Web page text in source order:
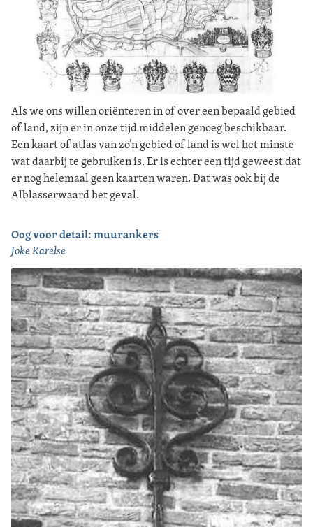
Als we ons willen oriënteren in of over een bepaald gebied
of land, zijn er in onze tijd middelen genoeg beschikbaar.
Een kaart of atlas van zo’n gebied of land is wel het minste
wat daarbij te gebruiken is. Er is echter een tijd geweest dat
er nog helemaal geen kaarten waren. Dat was ook bij de
Alblasserwaard het geval.
Oog voor detail: muurankers
Joke Karelse